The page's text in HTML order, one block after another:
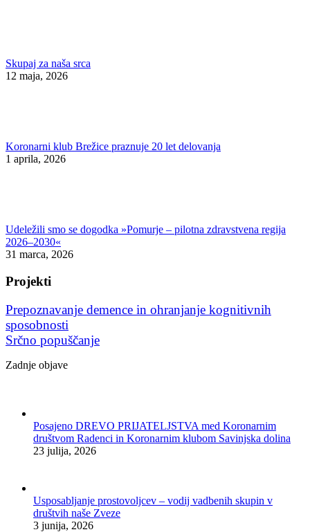
Skupaj za naša srca
12 maja, 2026
Koronarni klub Brežice praznuje 20 let delovanja
1 aprila, 2026
Udeležili smo se dogodka »Pomurje – pilotna zdravstvena regija
2026–2030«
31 marca, 2026
Projekti
Prepoznavanje demence in ohranjanje kognitivnih
sposobnosti
Srčno popuščanje
Zadnje objave
Posajeno DREVO PRIJATELJSTVA med Koronarnim
društvom Radenci in Koronarnim klubom Savinjska dolina
23 julija, 2026
Usposabljanje prostovoljcev – vodij vadbenih skupin v
društvih naše Zveze
3 junija, 2026